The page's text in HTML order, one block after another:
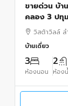
ขายด่วน บ้า
คลอง 3 ปทุ
วิสต้าวิลล์
บ้านเดี่ยว
3
ห้องนอน
2
ห้อง